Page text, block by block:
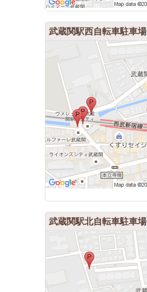
武蔵関駅西自転車駐車場
武蔵関駅北自転車駐車場